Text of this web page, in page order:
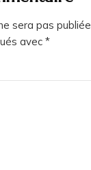
sera pas publiée.
avec *